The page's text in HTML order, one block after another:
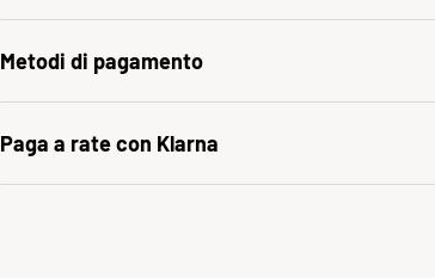
Metodi di pagamento
Paga a rate con Klarna